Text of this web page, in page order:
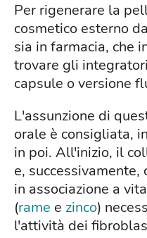
Per rigenerare la
cosmetico esterno
sia in farmacia, che
trovare gli
capsule o versione
L'assunzione di
orale è consigliata,
in poi. All'inizio, il
e, successivamente,
in associazione a
(rame e zinco)
l'attività dei